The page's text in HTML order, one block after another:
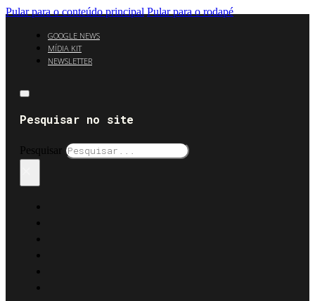
Pular para o conteúdo principal Pular para o rodapé
GOOGLE NEWS
MÍDIA KIT
NEWSLETTER
Pesquisar no site
Pesquisar